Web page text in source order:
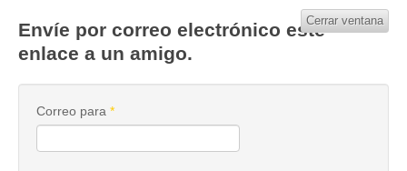
Envíe por correo electrónico este
enlace a un amigo.
Cerrar ventana
Correo para *